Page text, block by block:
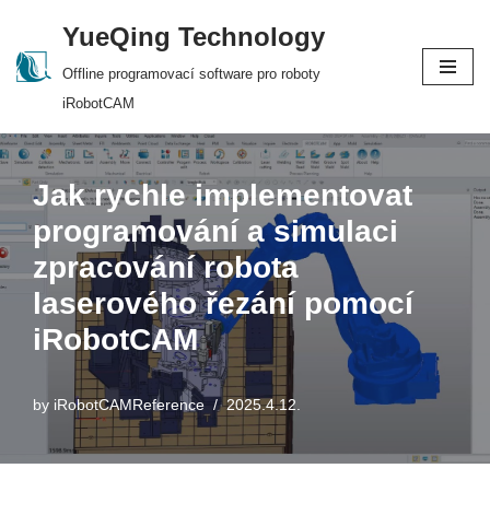
Skip
YueQing Technology
Offline programovací software pro roboty
iRobotCAM
Jak rychle implementovat
programování a simulaci
zpracování robota
laserového řezání pomocí
iRobotCAM
by iRobotCAMReference 2025.4.12.